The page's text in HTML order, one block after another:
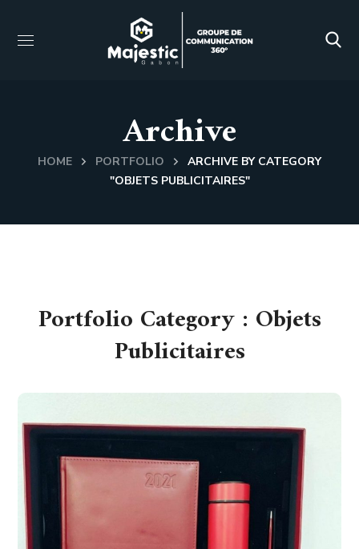
Archive
HOME PORTFOLIO
ARCHIVE BY CATEGORY
"OBJETS PUBLICITAIRES"
Portfolio Category : Objets
Publicitaires